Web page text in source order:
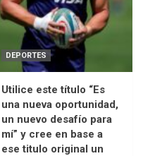
DEPORTES
Utilice este título “Es
una nueva oportunidad,
un nuevo desafío para
mí” y cree en base a
ese titulo original un